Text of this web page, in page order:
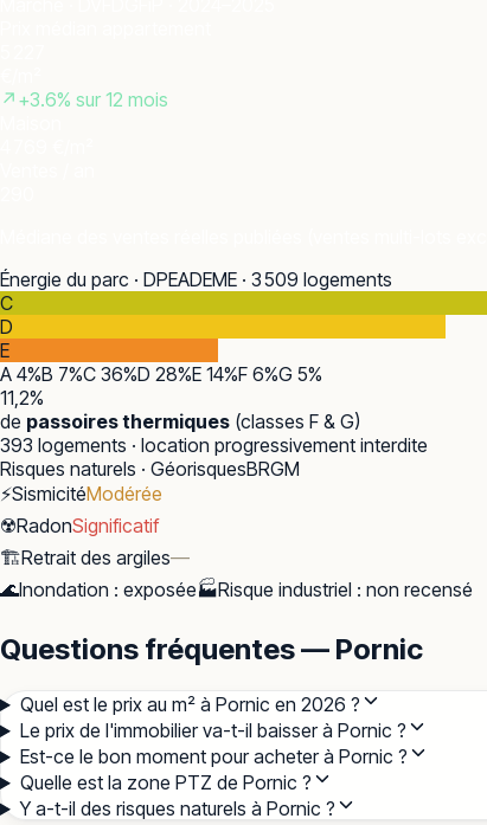
↗ +3.6% sur 12 mois
Énergie du parc · DPEADEME · 3 509 logements
C
D
E
A 4%B 7%C 36%D 28%E 14%F 6%G 5%
11,2%
de passoires thermiques (classes F & G)
393 logements · location progressivement interdite
Risques naturels · GéorisquesBRGM
⚡SismicitéModérée
☢️RadonSignificatif
🏗️Retrait des argiles—
🌊Inondation : exposée🏭Risque industriel : non recensé
Questions fréquentes — Pornic
Quel est le prix au m² à Pornic en 2026 ?
Le prix de l'immobilier va-t-il baisser à Pornic ?
Est-ce le bon moment pour acheter à Pornic ?
Quelle est la zone PTZ de Pornic ?
Y a-t-il des risques naturels à Pornic ?